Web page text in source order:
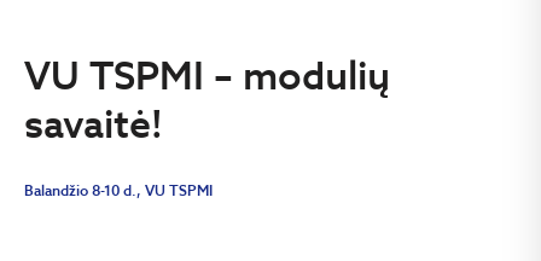
VU TSPMI – modulių
savaitė!
Balandžio 8-10 d., VU TSPMI